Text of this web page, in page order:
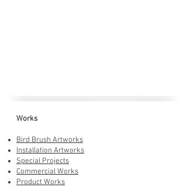
Works
Bird Brush Artworks
Installation Artworks
Special Projects
Commercial Works
Product Works